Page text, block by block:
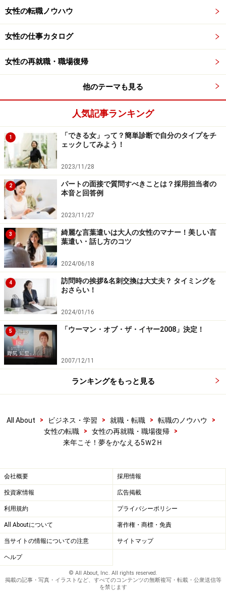
女性の転職ノウハウ
女性の仕事カタログ
女性の再就職・職場復帰
他のテーマも見る
人気記事ランキング
1
「できる女」って？簡単診断で自分のタイプをチ
ェックしてみよう！
2023/11/28
2
パートの面接で質問すべきことは？採用担当者の
本音と回答例
2023/11/27
3
綺麗な言葉遣いは大人の女性のマナー！美しい言
葉遣い・話し方のコツ
2024/06/18
4
訪問時の挨拶&名刺交換は大丈夫？ タイミングを
おさらい！
2024/01/16
5 「ウーマン・オブ・ザ・イヤー2008」決定！
2007/12/11
ランキングをもっと見る
All About > ビジネス・学習 > 就職・転職 > 転職のノウハウ
>
女性の転職
> 女性の再就職・職場復帰
>
来年こそ！夢をかなえる5Ｗ2Ｈ
会社概要 採用情報
投資家情報 広告掲載
利用規約 プライバシーポリシー
All Aboutについて 著作権・商標・免責
当サイトの情報についての注意 サイトマップ
ヘルプ
© All About, Inc. All rights reserved.
掲載の記事・写真・イラストなど、すべてのコンテンツの無断複写・転載・公衆送信等
を禁じます